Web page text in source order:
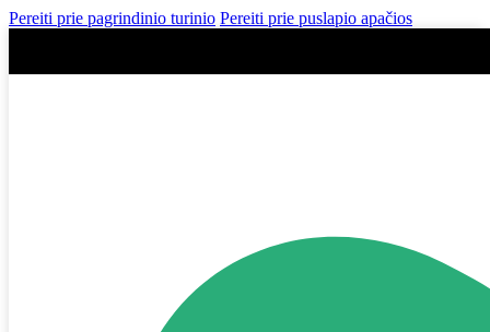
Pereiti prie pagrindinio turinio Pereiti prie puslapio apačios